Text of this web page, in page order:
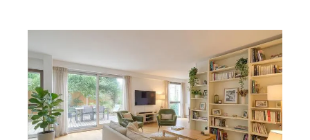
PARIS 75013
130 m , 7 pièces
Ref : 6492
Appartement F7 à vendre
1 199 000 €